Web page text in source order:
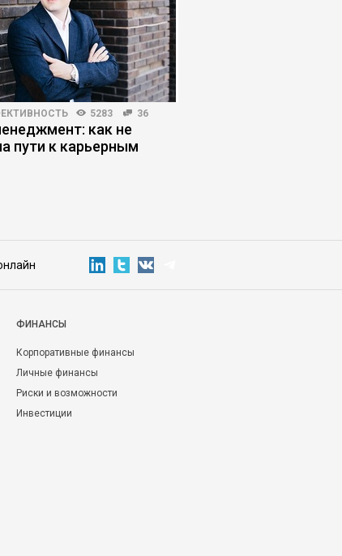
5283 36
как не
пути к карьерным
ФИНАНСЫ
Корпоративные финансы
Личные финансы
Риски и возможности
Инвестиции